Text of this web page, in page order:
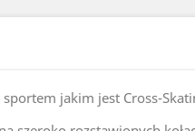
jakim jest Cross-